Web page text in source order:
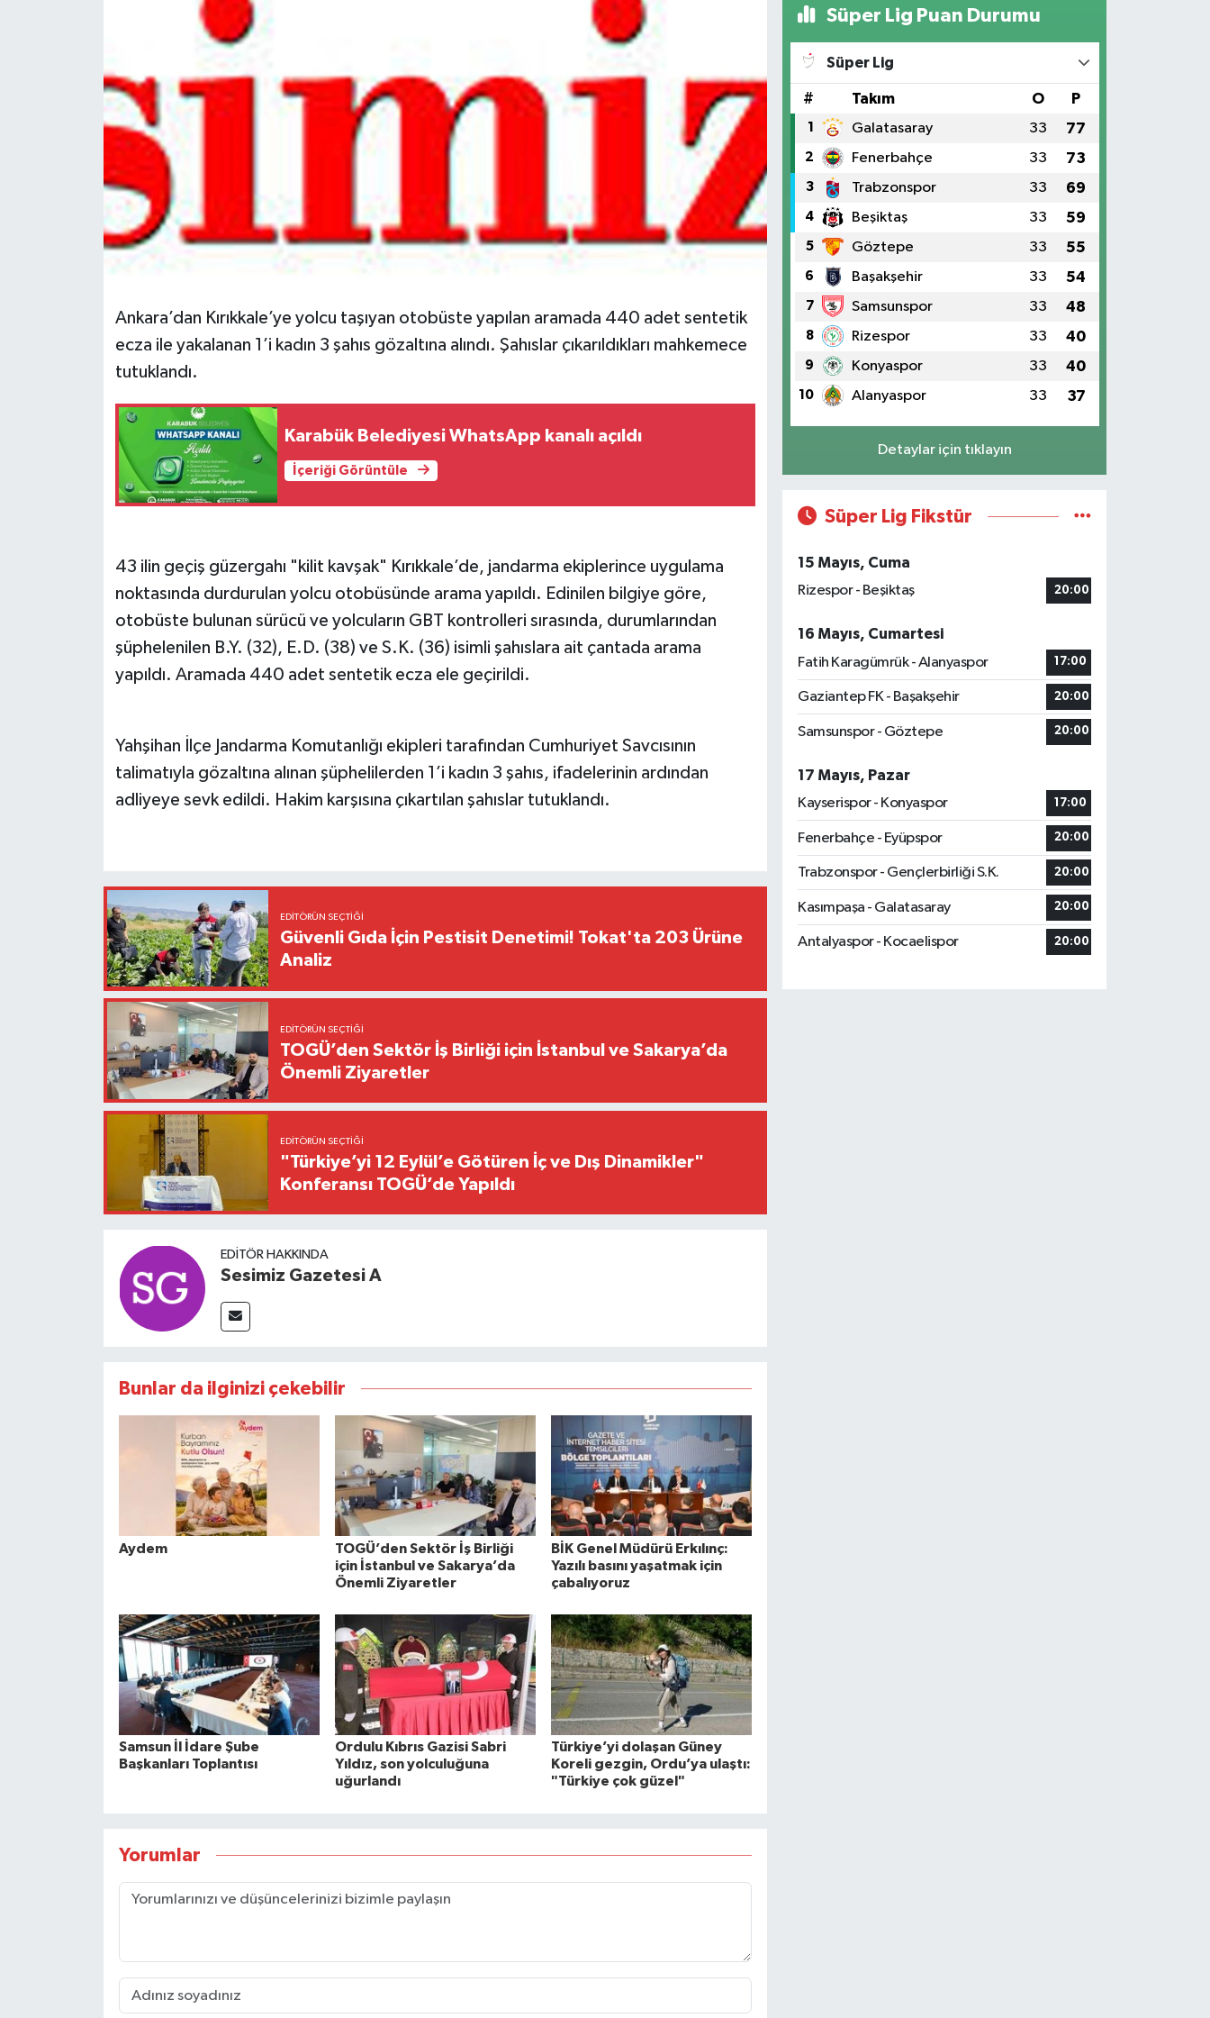
Ankara’dan Kırıkkale’ye yolcu taşıyan otobüste yapılan aramada 440 adet sentetik
ecza ile yakalanan 1’i kadın 3 şahıs gözaltına alındı. Şahıslar çıkarıldıkları mahkemece
tutuklandı.
Karabük Belediyesi WhatsApp kanalı açıldı
İçeriği Görüntüle
43 ilin geçiş güzergahı "kilit kavşak" Kırıkkale’de, jandarma ekiplerince uygulama
noktasında durdurulan yolcu otobüsünde arama yapıldı. Edinilen bilgiye göre,
otobüste bulunan sürücü ve yolcuların GBT kontrolleri sırasında, durumlarından
şüphelenilen B.Y. (32), E.D. (38) ve S.K. (36) isimli şahıslara ait çantada arama
yapıldı. Aramada 440 adet sentetik ecza ele geçirildi.
Yahşihan İlçe Jandarma Komutanlığı ekipleri tarafından Cumhuriyet Savcısının
talimatıyla gözaltına alınan şüphelilerden 1’i kadın 3 şahıs, ifadelerinin ardından
adliyeye sevk edildi. Hakim karşısına çıkartılan şahıslar tutuklandı.
EDITÖRÜN SEÇTIĞI
Güvenli Gıda İçin Pestisit Denetimi! Tokat'ta 203 Ürüne
Analiz
EDITÖRÜN SEÇTIĞI
TOGÜ’den Sektör İş Birliği için İstanbul ve Sakarya’da
Önemli Ziyaretler
EDITÖRÜN SEÇTIĞI
"Türkiye’yi 12 Eylül’e Götüren İç ve Dış Dinamikler"
Konferansı TOGÜ’de Yapıldı
EDITÖR HAKKINDA
Sesimiz Gazetesi A
Bunlar da ilginizi çekebilir
Aydem
TOGÜ’den Sektör İş Birliği
için İstanbul ve Sakarya’da
Önemli Ziyaretler
BİK Genel Müdürü Erkılınç:
Yazılı basını yaşatmak için
çabalıyoruz
Samsun İl İdare Şube
Başkanları Toplantısı
Ordulu Kıbrıs Gazisi Sabri
Yıldız, son yolculuğuna
uğurlandı
Türkiye’yi dolaşan Güney
Koreli gezgin, Ordu’ya ulaştı:
"Türkiye çok güzel"
Yorumlar
Süper Lig Puan Durumu
Süper Lig
# Takım O P
1 Galatasaray 33 77
2 Fenerbahçe 33 73
3 Trabzonspor 33 69
4 Beşiktaş 33 59
5 Göztepe 33 55
6 Başakşehir 33 54
7 Samsunspor 33 48
8 Rizespor 33 40
9 Konyaspor 33 40
10 Alanyaspor 33 37
Detaylar için tıklayın
Süper Lig Fikstür
15 Mayıs, Cuma
Rizespor - Beşiktaş
20:00
16 Mayıs, Cumartesi
Fatih Karagümrük - Alanyaspor
17:00
Gaziantep FK - Başakşehir 20:00
Samsunspor - Göztepe 20:00
17 Mayıs, Pazar
Kayserispor - Konyaspor
17:00
Fenerbahçe - Eyüpspor 20:00
Trabzonspor - Gençlerbirliği S.K. 20:00
Kasımpaşa - Galatasaray 20:00
Antalyaspor - Kocaelispor 20:00
Teknoloji
Tokat Haberleri